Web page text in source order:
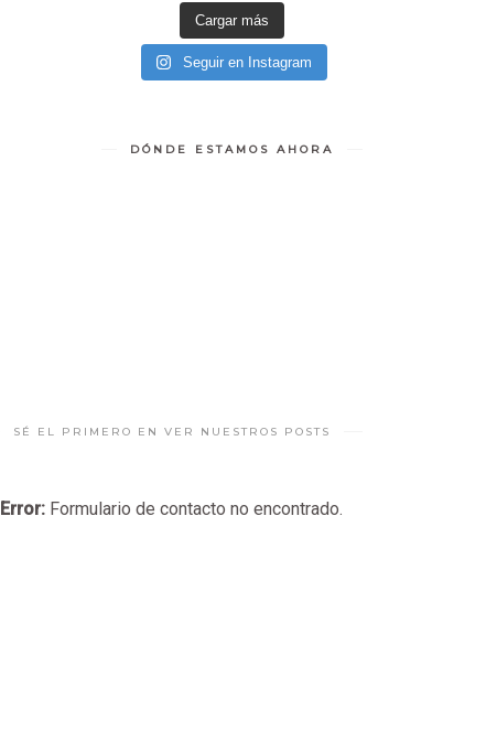
Cargar más
Seguir en Instagram
DÓNDE ESTAMOS AHORA
SÉ EL PRIMERO EN VER NUESTROS POSTS
Error: Formulario de contacto no encontrado.